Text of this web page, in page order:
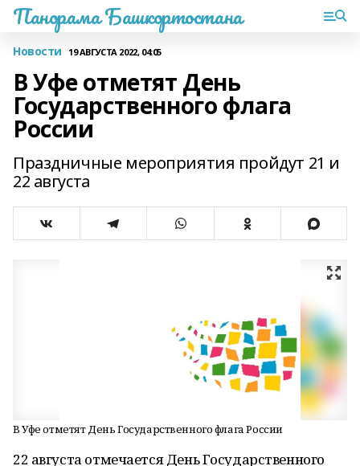
Панорама Башкортостана
Новости 19 АВГУСТА 2022, 04:05
В Уфе отметят День
Государственного флага
России
Праздничные мероприятия пройдут 21 и
22 августа
В Уфе отметят День Государственного флага России
22 августа отмечается День Государственного